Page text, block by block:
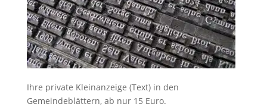
Ihre private Kleinanzeige (Text) in den
Gemeindeblättern, ab nur 15 Euro.